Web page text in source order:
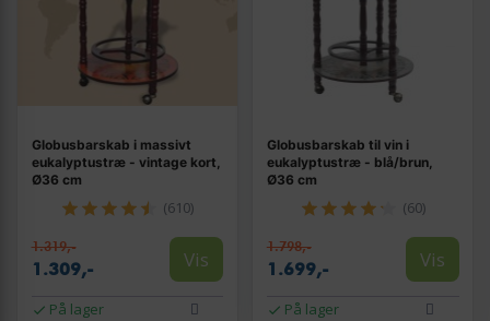
Globusbarskab i massivt
eukalyptustræ - vintage kort,
Ø36 cm
(610)
1.319,-
1.309,- Vis
På lager
Globusbarskab til vin i
eukalyptustræ - blå/brun,
Ø36 cm
(60)
1.798,-
1.699,- Vis
På lager